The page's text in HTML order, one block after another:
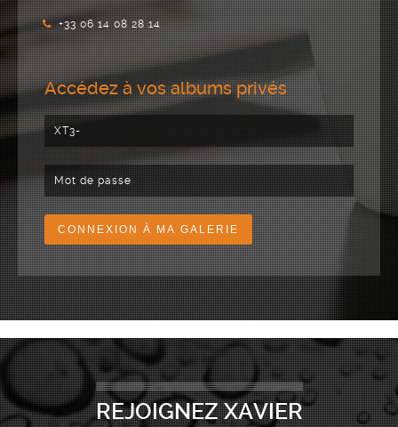
+33 06 14 08 28 14
Accédez à vos albums privés
REJOIGNEZ XAVIER